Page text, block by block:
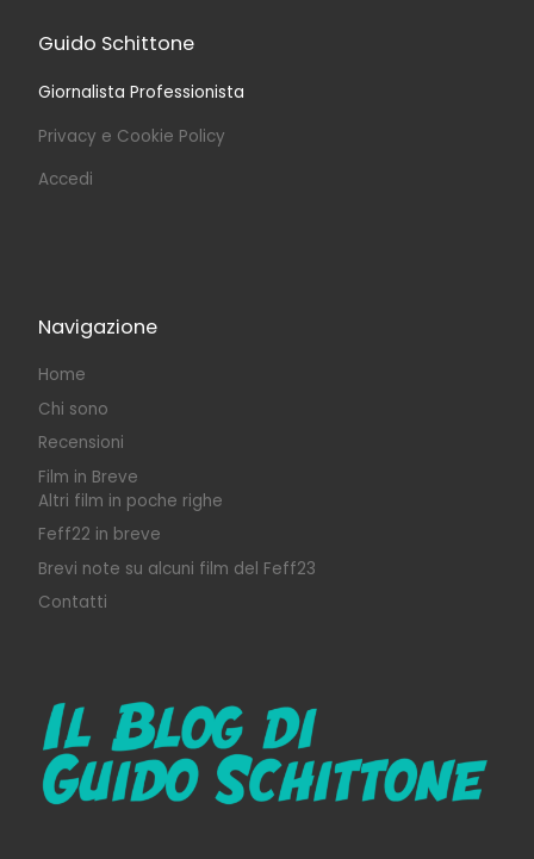
Guido Schittone
Giornalista Professionista
Privacy e Cookie Policy
Accedi
Navigazione
Home
Chi sono
Recensioni
Film in Breve
Altri film in poche righe
Feff22 in breve
Brevi note su alcuni film del Feff23
Contatti